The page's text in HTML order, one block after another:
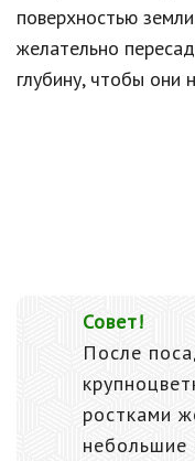
поверхностью
желательно
глубину, чтобы они
Совет!
После
ростками
небольшие